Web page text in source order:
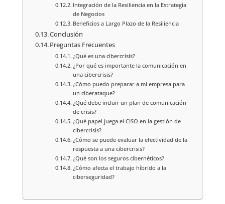
Integración de la Resiliencia en la Estrategia
de Negocios
Beneficios a Largo Plazo de la Resiliencia
Conclusión
Preguntas Frecuentes
¿Qué es una cibercrisis?
¿Por qué es importante la comunicación en
una cibercrisis?
¿Cómo puedo preparar a mi empresa para
un ciberataque?
¿Qué debe incluir un plan de comunicación
de crisis?
¿Qué papel juega el CISO en la gestión de
cibercrisis?
¿Cómo se puede evaluar la efectividad de la
respuesta a una cibercrisis?
¿Qué son los seguros cibernéticos?
¿Cómo afecta el trabajo híbrido a la
ciberseguridad?